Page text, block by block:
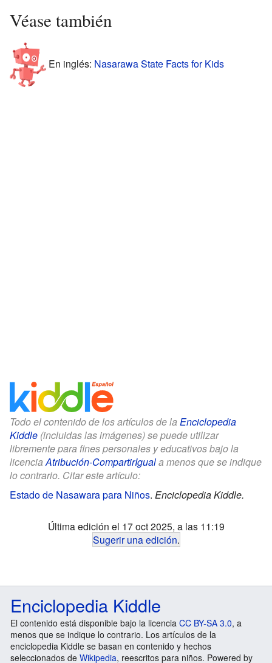
Véase también
En inglés: Nasarawa State Facts for Kids
Todo el contenido de los artículos de la Enciclopedia
Kiddle (incluidas las imágenes) se puede utilizar
libremente para fines personales y educativos bajo la
licenciaAtribución-CompartirIguala menos que se indique
lo contrario. Citar este artículo:
Estado de Nasawara para Niños. Enciclopedia Kiddle.
Última edición el 17 oct 2025, a las 11:19
Sugerir una edición.
Enciclopedia Kiddle
El contenido está disponible bajo la licencia CC BY-SA 3.0, a
menos que se indique lo contrario. Los artículos de la
enciclopedia Kiddle se basan en contenido y hechos
seleccionados de Wikipedia, reescritos para niños. Powered by